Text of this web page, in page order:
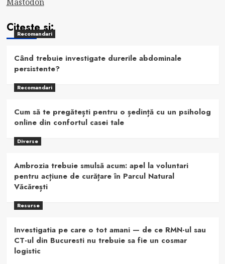
Citeste si:
Recomandari
Când trebuie investigate durerile abdominale
persistente?
Recomandari
Cum să te pregătești pentru o ședință cu un psiholog
online din confortul casei tale
Diverse
Ambrozia trebuie smulsă acum: apel la voluntari
pentru acțiune de curățare în Parcul Natural
Văcărești
Resurse
Investigatia pe care o tot amani — de ce RMN-ul sau
CT-ul din Bucuresti nu trebuie sa fie un cosmar
logistic